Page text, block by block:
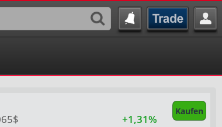
Kaufen
+1,31%